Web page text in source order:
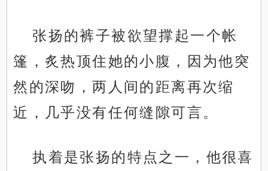
张扬的裤子被欲望撑起一个帐
篷，炙热顶住她的小腹，因为他突
然的深吻，两人间的距离再次缩
近，几乎没有任何缝隙可言。
执着是张扬的特点之一，他很喜